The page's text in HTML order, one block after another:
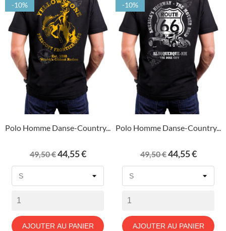
Polo Homme Danse-Country...
Prix
de
49,50 €Prix
44,55 €
AJOUTER AU PANIER
-10%
Polo Homme Danse-Country...
Prix
de
49,50 €Prix
44,55 €
AJOUTER AU PANIER
-10%